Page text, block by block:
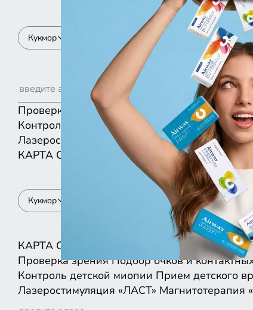
Кукмор
Проверка зрения Подбор очков и
Контроль детской миопии
Прием детского
Лазеростимуляция «ЛАСТ»
КАРТА СПИСКОМ
Кукмор
КАРТА СПИСКОМ
Проверка зрения Подбор очков и
Контроль детской миопии Прием детского
Лазеростимуляция «ЛАСТ»